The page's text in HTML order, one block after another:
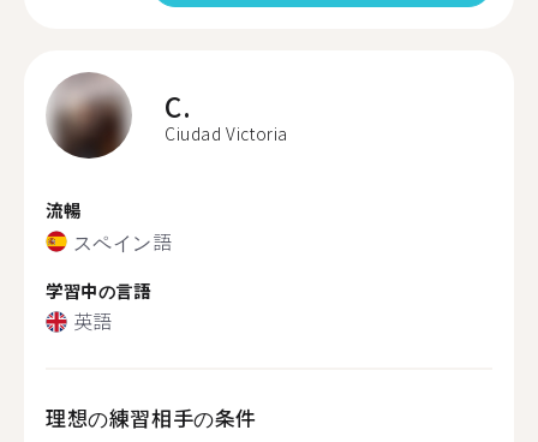
C.
Ciudad Victoria
流暢
スペイン語
学習中の言語
英語
理想の練習相手の条件